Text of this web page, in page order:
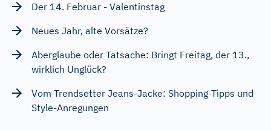
Der 14. Februar - Valentinstag
Neues Jahr, alte Vorsätze?
Aberglaube oder Tatsache: Bringt Freitag, der 13.,
wirklich Unglück?
Vom Trendsetter Jeans-Jacke: Shopping-Tipps und
Style-Anregungen